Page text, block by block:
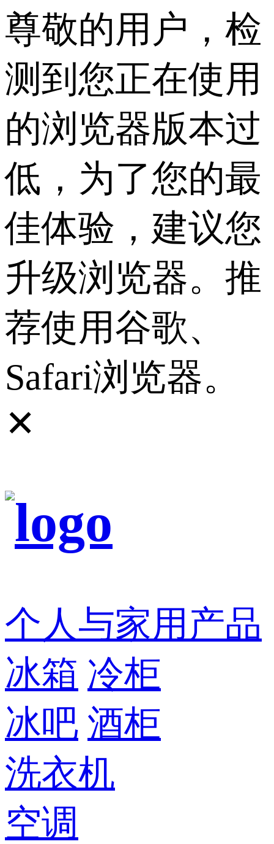
尊敬的用户，检
测到您正在使用
的浏览器版本过
低，为了您的最
佳体验，建议您
升级浏览器。推
荐使用谷歌、
Safari浏览器。
✕
个人与家用产品
冰箱 冷柜
冰吧 酒柜
洗衣机
空调